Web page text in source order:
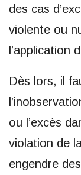
des cas
violente ou
l’application
Dès lors, il
ou l’excès
violation de
engendre